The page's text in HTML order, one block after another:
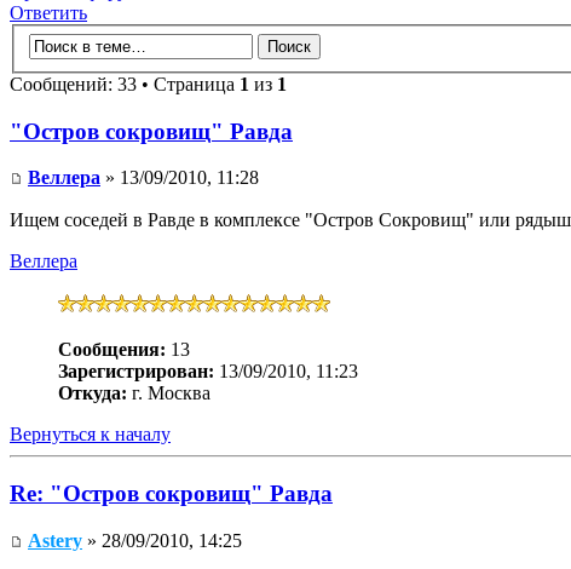
Ответить
Сообщений: 33 • Страница 1 из 1
"Остров сокровищ" Равда
Веллера » 13/09/2010, 11:28
Ищем соседей в Равде в комплексе "Остров Сокровищ" или
Веллера
Сообщения: 13
Зарегистрирован: 13/09/2010, 11:23
Откуда: г. Москва
Вернуться к началу
Re: "Остров сокровищ" Равда
Astery » 28/09/2010, 14:25